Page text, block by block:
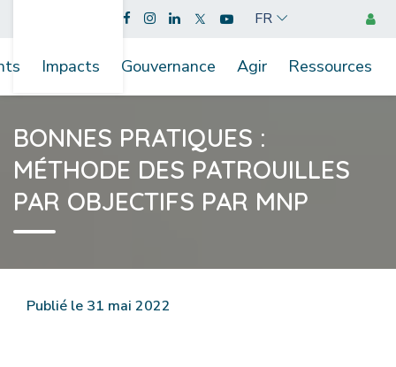
FR
Impacts Gouvernance Agir Ressources
BONNES PRATIQUES :
MÉTHODE DES PATROUILLES
PAR OBJECTIFS PAR MNP
Publié le 31 mai 2022